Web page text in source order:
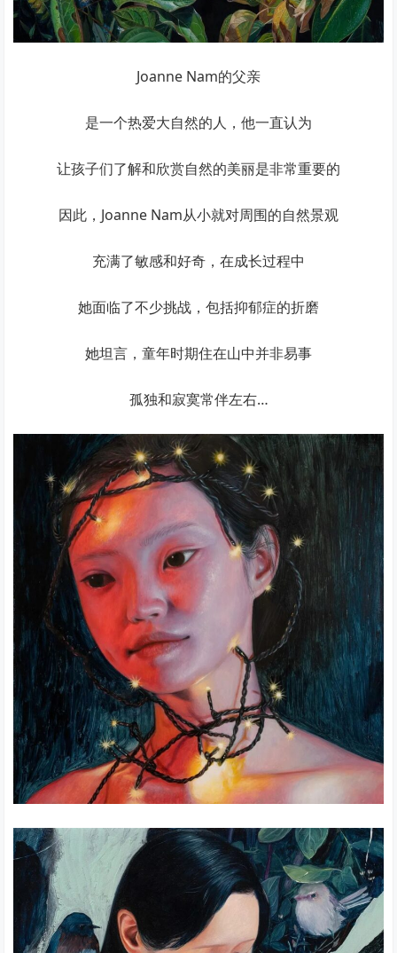
Joanne Nam的父亲
是一个热爱大自然的人，他一直认为
让孩子们了解和欣赏自然的美丽是非常重要的
因此，Joanne Nam从小就对周围的自然景观
充满了敏感和好奇，在成长过程中
她面临了不少挑战，包括抑郁症的折磨
她坦言，童年时期住在山中并非易事
孤独和寂寞常伴左右…